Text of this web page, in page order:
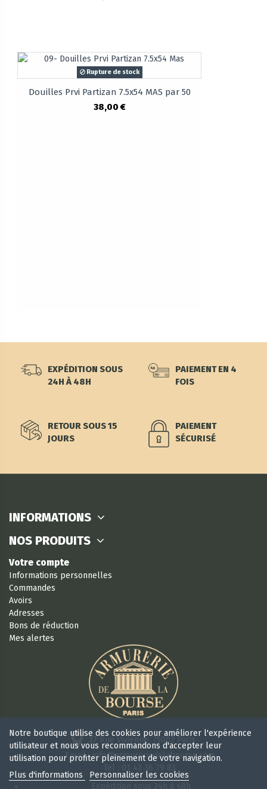
Rupture de stock
Douilles Prvi Partizan 7.5x54 MAS par 50
38,00 €
EXPÉDITION SOUS
24H À 48H
PAIEMENT EN 4
FOIS
RETOUR SOUS 15
JOURS
PAIEMENT
SÉCURISÉ
INFORMATIONS
NOS PRODUITS
Votre compte
Informations personnelles
Commandes
Avoirs
Adresses
Bons de réduction
Mes alertes
37 Rue Vivienne, 75002 Paris
Email : info@armureriedelabourse.com
Notre boutique utilise des cookies pour améliorer l'expérience
utilisateur et nous vous recommandons d'accepter leur
utilisation pour profiter pleinement de votre navigation.
Plus d'informations
Personnaliser les cookies